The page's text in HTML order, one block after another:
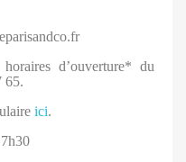
d’ouverture* du
65.
ici.